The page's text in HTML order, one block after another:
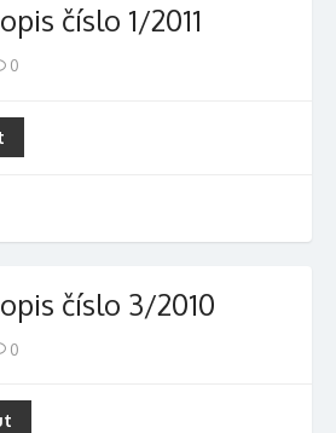
číslo 1/2011
0
číslo 3/2010
0